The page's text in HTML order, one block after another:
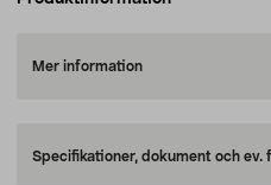
Mer information
Specifikationer, dokument och ev.